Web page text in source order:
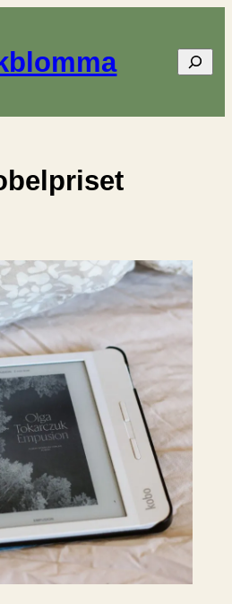
Sök